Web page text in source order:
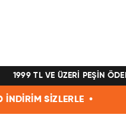
1999 TL VE ÜZERİ PEŞİN
•